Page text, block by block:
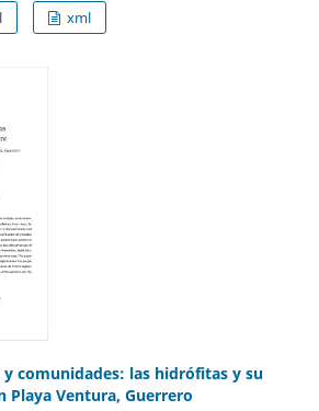
xml
comunidades: las hidrófitas y su
Playa Ventura, Guerrero